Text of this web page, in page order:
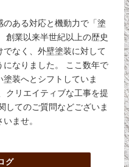
ある対応と機動力で「塗
創業以来半世紀以上の歴史
なく、外壁塗装に対して
になりました。 ここ数年で
装へとシフトしていま
クリエイティブな工事を提
してのご質問などございま
ませ。
グ